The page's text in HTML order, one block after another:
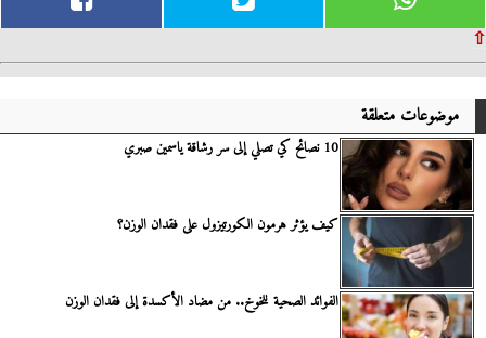
⇧
موضوعات متعلقة
10 نصائح كي تصلي إلى سر رشاقة ياسمين صبري
كيف يؤثر هرمون الكورتيزول على فقدان الوزن؟
الفوائد الصحية للخوخ.. من مضاد الأكسدة إلى فقدان الوزن